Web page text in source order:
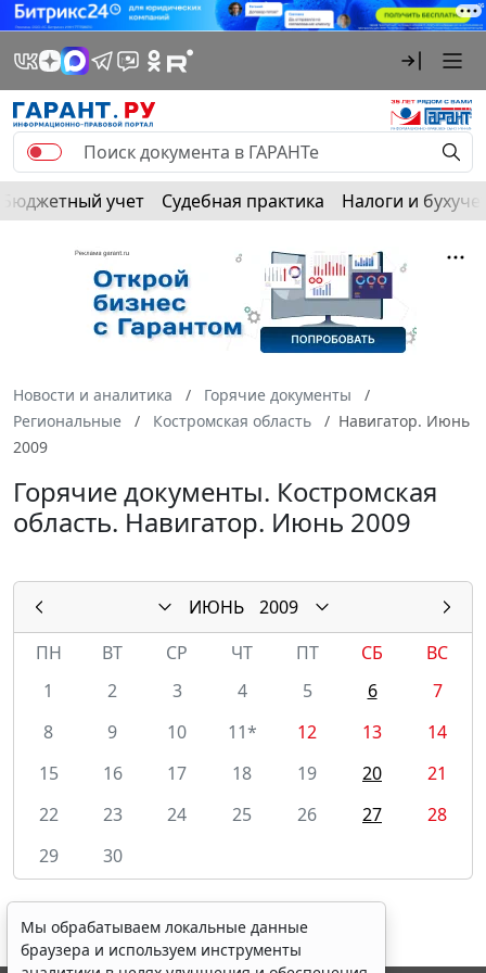
Бюджетный учет Судебная практика Налоги и
Новости и аналитика
Горячие документы
Региональные
Костромская область
Навигатор. Июнь
2009
Горячие документы. Костромская
область. Навигатор. Июнь 2009
ИЮНЬ
2009
ПН
ВТ СР ЧТ ПТ СБ
ВС
1
2 3 4 5 6
7
8
9 10 11* 12 13
14
15
16 17 18 19 20
21
22
23 24 25 26 27
28
29
30
Мы обрабатываем локальные данные
браузера и используем инструменты